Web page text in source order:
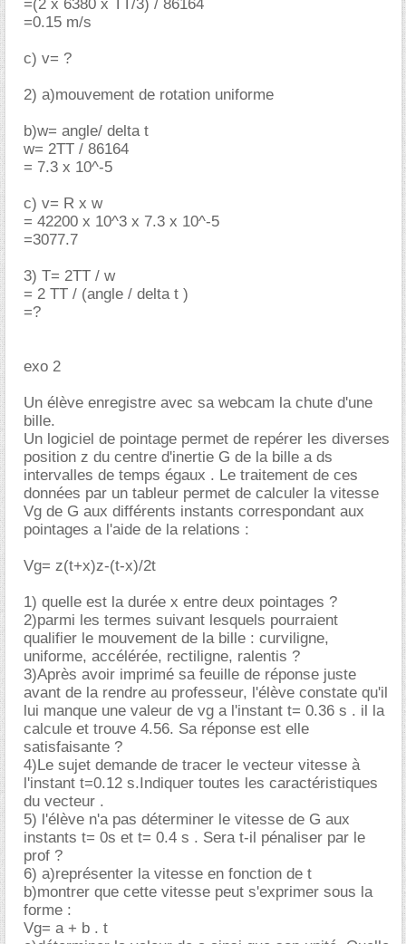
=(2 x 6380 x TT/3) / 86164
=0.15 m/s
c) v= ?
2) a)mouvement de rotation uniforme
b)w= angle/ delta t
w= 2TT / 86164
= 7.3 x 10^-5
c) v= R x w
= 42200 x 10^3 x 7.3 x 10^-5
=3077.7
3) T= 2TT / w
= 2 TT / (angle / delta t )
=?
exo 2
Un élève enregistre avec sa webcam la chute d'une
bille.
Un logiciel de pointage permet de repérer les diverses
position z du centre d'inertie G de la bille a ds
intervalles de temps égaux . Le traitement de ces
données par un tableur permet de calculer la vitesse
Vg de G aux différents instants correspondant aux
pointages a l'aide de la relations :
Vg= z(t+x)z-(t-x)/2t
1) quelle est la durée x entre deux pointages ?
2)parmi les termes suivant lesquels pourraient
qualifier le mouvement de la bille : curviligne,
uniforme, accélérée, rectiligne, ralentis ?
3)Après avoir imprimé sa feuille de réponse juste
avant de la rendre au professeur, l'élève constate qu'il
lui manque une valeur de vg a l'instant t= 0.36 s . il la
calcule et trouve 4.56. Sa réponse est elle
satisfaisante ?
4)Le sujet demande de tracer le vecteur vitesse à
l'instant t=0.12 s.Indiquer toutes les caractéristiques
du vecteur .
5) l'élève n'a pas déterminer le vitesse de G aux
instants t= 0s et t= 0.4 s . Sera t-il pénaliser par le
prof ?
6) a)représenter la vitesse en fonction de t
b)montrer que cette vitesse peut s'exprimer sous la
forme :
Vg= a + b . t